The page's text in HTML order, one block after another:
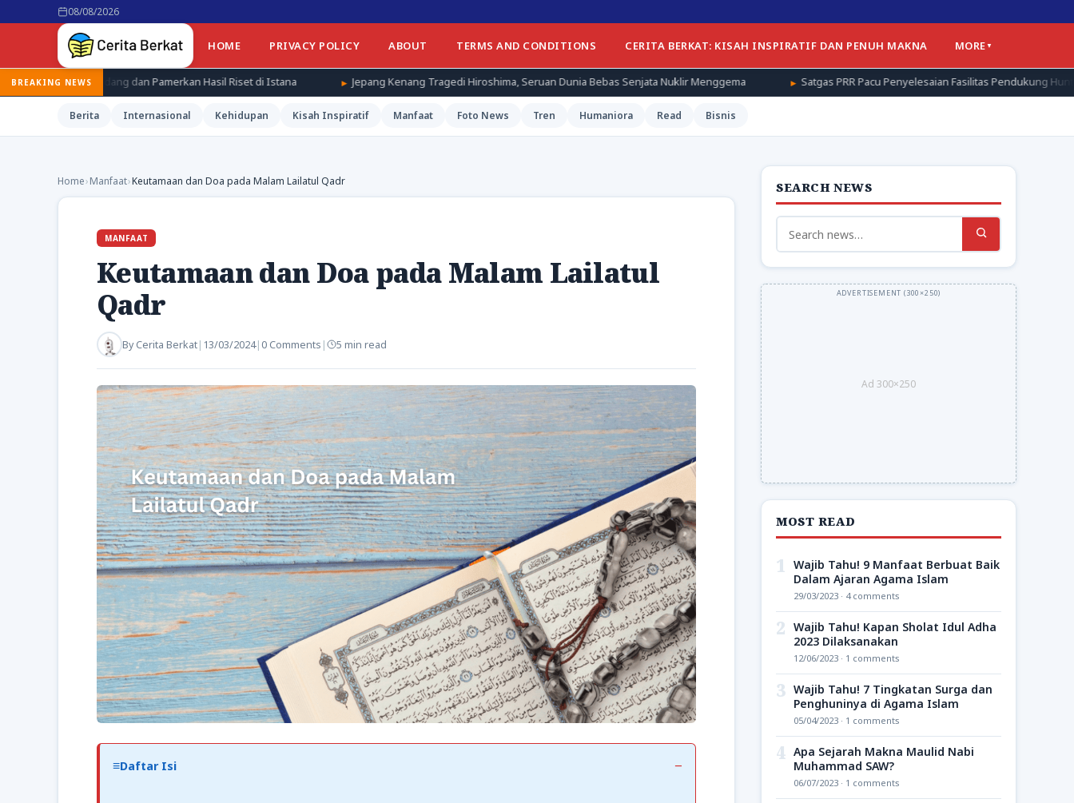
08/08/2026
HOME PRIVACY POLICY ABOUT TERMS AND CONDITIONS CERITA BERKAT: KISAH INSPIRATIF DAN PENUH MAKNA MORE
BREAKING NEWS
dan Pamerkan Hasil Riset di Istana Jepang Kenang Tragedi Hiroshima, Seruan Dunia Bebas Senjata Nuklir Menggema Satgas PRR Pacu Penyelesaian Fasilitas Pendukung Huntap di Aceh Tamiang
Berita Internasional Kehidupan Kisah Inspiratif Manfaat Foto News Tren Humaniora Read Bisnis
Home›Manfaat›Keutamaan dan Doa pada Malam Lailatul Qadr
MANFAAT
Keutamaan dan Doa pada Malam Lailatul
Qadr
ByCerita Berkat| 13/03/2024| 0 Comments | 5 min read
Daftar Isi
SEARCH NEWS
Search
for:
Ad 300×250
MOST READ
1 Wajib Tahu! 9 Manfaat Berbuat Baik
Dalam Ajaran Agama Islam
29/03/2023 · 4 comments
2 Wajib Tahu! Kapan Sholat Idul Adha
2023 Dilaksanakan
12/06/2023 · 1 comments
3 Wajib Tahu! 7 Tingkatan Surga dan
Penghuninya di Agama Islam
05/04/2023 · 1 comments
4 Apa Sejarah Makna Maulid Nabi
Muhammad SAW?
06/07/2023 · 1 comments